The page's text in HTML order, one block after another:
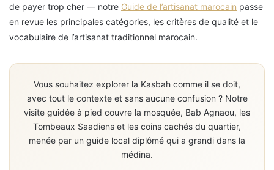
de payer trop cher — notre Guide de l’artisanat marocain passe
en revue les principales catégories, les critères de qualité et le
vocabulaire de l’artisanat traditionnel marocain.
Vous souhaitez explorer la Kasbah comme il se doit,
avec tout le contexte et sans aucune confusion ? Notre
visite guidée à pied couvre la mosquée, Bab Agnaou, les
Tombeaux Saadiens et les coins cachés du quartier,
menée par un guide local diplômé qui a grandi dans la
médina.